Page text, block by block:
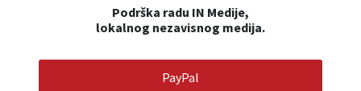
Podrška radu IN Medije,
lokalnog nezavisnog medija.
PayPal